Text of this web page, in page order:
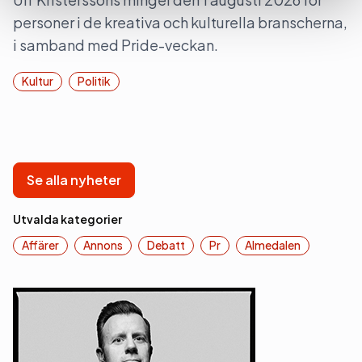
personer i de kreativa och kulturella branscherna,
i samband med Pride-veckan.
Kultur Politik
Se alla nyheter
Utvalda kategorier
Affärer
Annons Debatt Pr Almedalen